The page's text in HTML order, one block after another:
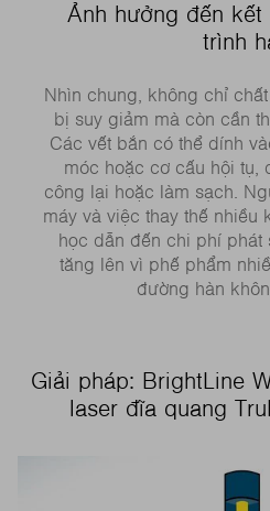
Ảnh hưởng đến kết
trình
Nhìn chung, không chỉ
bị suy giảm mà còn cần
Các vết bắn có thể dính
móc hoặc cơ cấu hội tụ,
công lại hoặc làm sạch.
máy và việc thay thế nhiều
học dẫn đến chi phí phát
tăng lên vì phế phẩm
đường hàn
Giải pháp: BrightLine
laser đĩa quang